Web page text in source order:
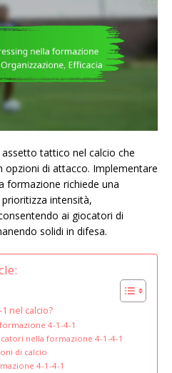
assetto tattico nel calcio che
opzioni di attacco. Implementare
formazione richiede una
intensità,
ai giocatori di
solidi in difesa.
nel calcio?
4-1-4-1
nella formazione 4-1-4-1
di calcio
4-1-4-1